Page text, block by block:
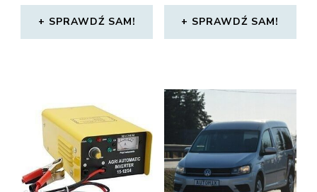
SPRAWDŹ SAM! SPRAWDŹ SAM!